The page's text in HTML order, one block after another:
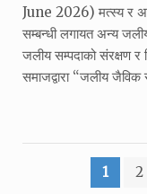
June 2026) मत्स्य र
सम्बन्धी लगायत अन्य
जलीय सम्पदाको संरक्षण र
समाजद्वारा “जलीय
1 2